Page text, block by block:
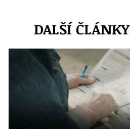
DALŠÍ ČLÁNKY